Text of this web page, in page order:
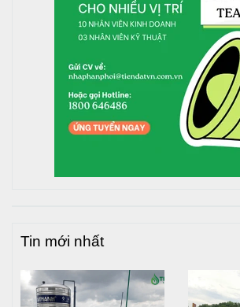
Tin mới nhất